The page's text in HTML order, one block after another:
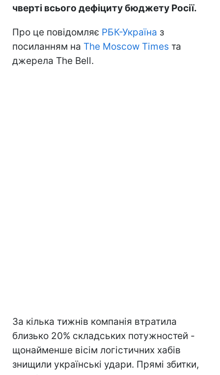
чверті всього дефіциту бюджету Росії.
Про це повідомляє РБК-Україна з
посиланням на The Moscow Times та
джерела The Bell.
За кілька тижнів компанія втратила
близько 20% складських потужностей -
щонайменше вісім логістичних хабів
знищили українські удари. Прямі збитки,